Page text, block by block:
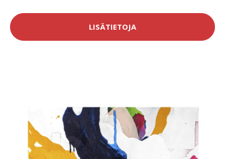
LISÄTIETOJA